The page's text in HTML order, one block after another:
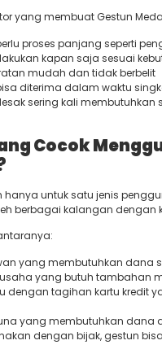
yang membuat Gestun
proses panjang seperti
kapan saja sesuai
mudah dan tidak berbelit
diterima dalam waktu
sering kali membutuhkan
Cocok
hanya untuk satu jenis
berbagai kalangan dengan
yang membutuhkan dana
usaha yang butuh tambahan
dengan tagihan kartu kredit
yang membutuhkan dana
dengan bijak, gestun